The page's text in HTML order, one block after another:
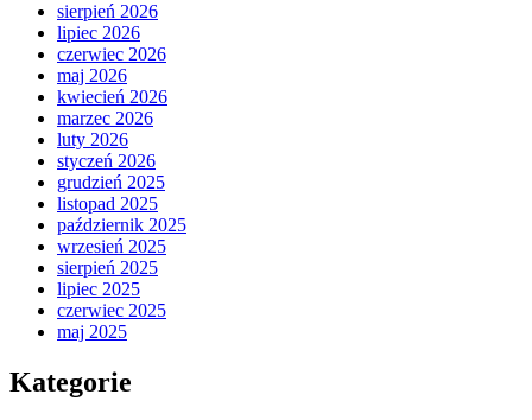
sierpień 2026
lipiec 2026
czerwiec 2026
maj 2026
kwiecień 2026
marzec 2026
luty 2026
styczeń 2026
grudzień 2025
listopad 2025
październik 2025
wrzesień 2025
sierpień 2025
lipiec 2025
czerwiec 2025
maj 2025
Kategorie